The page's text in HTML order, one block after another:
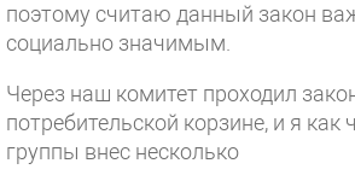
поэтому считаю данный закон
социально значимым.
Через наш комитет проходил
потребительской корзине, и я как
группы внес несколько